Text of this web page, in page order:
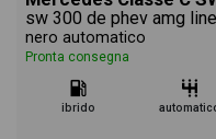
sw 300 de phev amg
nero automatico
Pronta consegna
ibrido